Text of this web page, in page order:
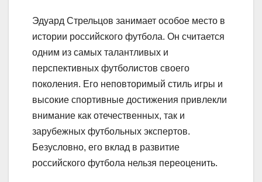
Эдуард Стрельцов занимает особое место в
истории российского футбола. Он считается
одним из самых талантливых и
перспективных футболистов своего
поколения. Его неповторимый стиль игры и
высокие спортивные достижения привлекли
внимание как отечественных, так и
зарубежных футбольных экспертов.
Безусловно, его вклад в развитие
российского футбола нельзя переоценить.